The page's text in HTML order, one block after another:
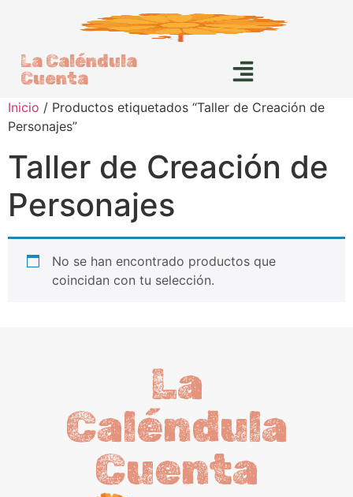
La Caléndula
Cuenta
Inicio / Productos etiquetados “Taller de Creación de
Personajes”
Taller de Creación de
Personajes
No se han encontrado productos que
coincidan con tu selección.
La
Caléndula
Cuenta